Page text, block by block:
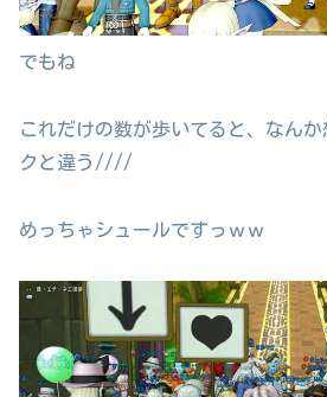
でもね
これだけの数が歩いてると、なん
クと違う////
めっちゃシュールですっｗｗ